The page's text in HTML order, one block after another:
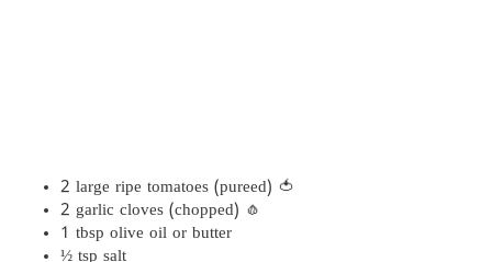
2 large ripe tomatoes (pureed) 🍅
2 garlic cloves (chopped) 🧄
1 tbsp olive oil or butter
½ tsp salt